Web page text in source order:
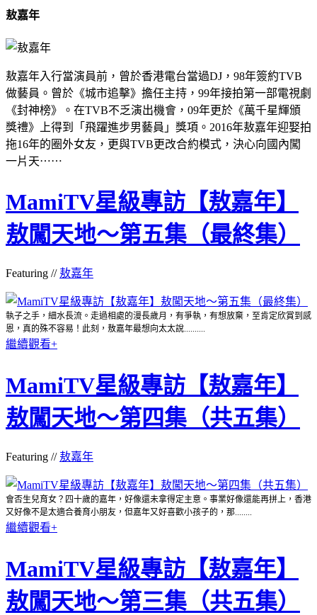
敖嘉年
敖嘉年入行當演員前，曾於香港電台當過DJ，98年簽約TVB
做藝員。曾於《城市追擊》擔任主持，99年接拍第一部電視劇
《封神榜》。在TVB不乏演出機會，09年更於《萬千星輝頒
獎禮》上得到「飛躍進步男藝員」獎項。2016年敖嘉年迎娶拍
拖16年的圈外女友，更與TVB更改合約模式，決心向國內闖
一片天⋯⋯
MamiTV星級專訪【敖嘉年】
敖闖天地～第五集（最終集）
Featuring // 敖嘉年
執子之手，細水長流。走過相處的漫長歲月，有爭執，有想放棄，至肯定欣賞到感
恩，真的殊不容易！此刻，敖嘉年最想向太太說..........
繼續觀看+
MamiTV星級專訪【敖嘉年】
敖闖天地～第四集（共五集）
Featuring // 敖嘉年
會否生兒育女？四十歲的嘉年，好像還未拿得定主意。事業好像還能再拼上，香港
又好像不是太適合養育小朋友，但嘉年又好喜歡小孩子的，那........
繼續觀看+
MamiTV星級專訪【敖嘉年】
敖闖天地～第三集（共五集）